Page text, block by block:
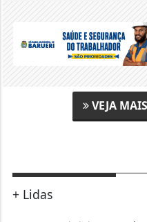
VEJA
+ Lidas